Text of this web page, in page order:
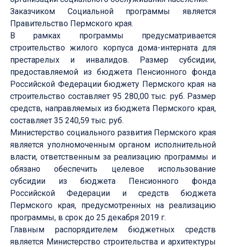
Заказчиком Социальной программы является
Правительство Пермского края.
В рамках программы предусматривается
строительство жилого корпуса дома-интерната для
престарелых и инвалидов. Размер субсидии,
предоставляемой из бюджета Пенсионного фонда
Российской Федерации бюджету Пермского края на
строительство составляет 95 280,00 тыс. руб. Размер
средств, направляемых из бюджета Пермского края,
составляет 35 240,59 тыс. руб.
Министерство социального развития Пермского края
является уполномоченным органом исполнительной
власти, ответственным за реализацию программы и
обязано обеспечить целевое использование
субсидии из бюджета Пенсионного фонда
Российской Федерации и средств бюджета
Пермского края, предусмотренных на реализацию
программы, в срок до 25 декабря 2019 г.
Главным распорядителем бюджетных средств
является Министерство строительства и архитектуры